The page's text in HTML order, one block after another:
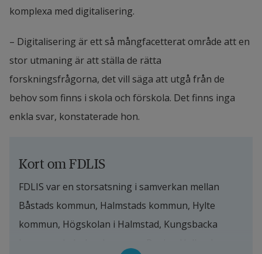
komplexa med digitalisering.
– Digitalisering är ett så mångfacetterat område att en
stor utmaning är att ställa de rätta
forskningsfrågorna, det vill säga att utgå från de
behov som finns i skola och förskola. Det finns inga
enkla svar, konstaterade hon.
Kort om FDLIS
FDLIS var en storsatsning i samverkan mellan
Båstads kommun, Halmstads kommun, Hylte
kommun, Högskolan i Halmstad, Kungsbacka